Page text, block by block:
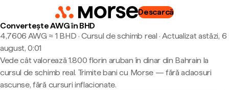
Descarcă
Convertește AWG în BHD
4,7606 AWG ≈ 1 BHD · Cursul de schimb real · Actualizat astăzi, 6
august, 0:01
Vede cât valorează 1.800 florin aruban în dinar din Bahrain la
cursul de schimb real. Trimite bani cu Morse — fără adaosuri
ascunse, fără cursuri inflacionate.